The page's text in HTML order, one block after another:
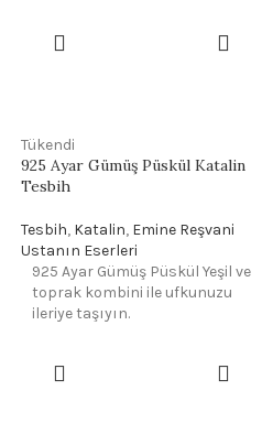
Tükendi
925 Ayar Gümüş Püskül Katalin
Tesbih
Tesbih, Katalin, Emine Reşvani
Ustanın Eserleri
925 Ayar Gümüş Püskül Yeşil ve
toprak kombini ile ufkunuzu
ileriye taşıyın.